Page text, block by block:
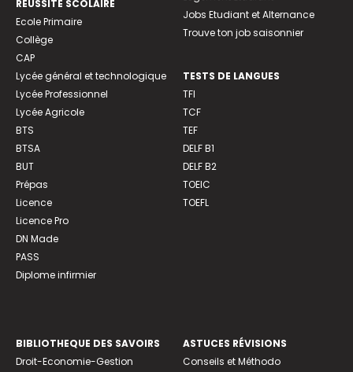
REUSSITE SCOLAIRE
Ecole Primaire
Collège
CAP
Lycée général et technologique
Lycée Professionnel
Lycée Agricole
BTS
BTSA
BUT
Prépas
Licence
Licence Pro
DN Made
PASS
Diplome infirmier
Jobs Etudiant et Alternance
Trouve ton job saisonnier
TESTS DE LANGUES
TFI
TCF
TEF
DELF B1
DELF B2
TOEIC
TOEFL
BIBLIOTHEQUE DES SAVOIRS
Droit-Economie-Gestion
ASTUCES RÉVISIONS
Conseils et Méthodo